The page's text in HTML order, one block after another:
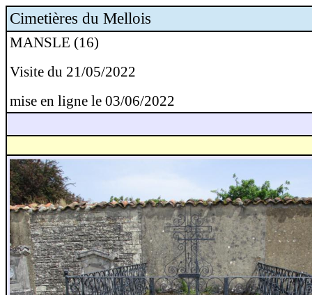
Cimetières du Mellois
MANSLE (16)
Visite du 21/05/2022
mise en ligne le 03/06/2022